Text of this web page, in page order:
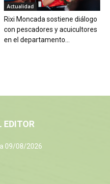
Actualidad
Rixi Moncada sostiene diálogo
con pescadores y acuicultores
en el departamento...
EDITOR
09/08/2026